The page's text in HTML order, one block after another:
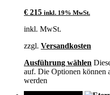
€ 215 inkl. 19% MwSt.
inkl. MwSt.
zzgl. Versandkosten
Ausführung wählen
auf. Die Optionen können
werden